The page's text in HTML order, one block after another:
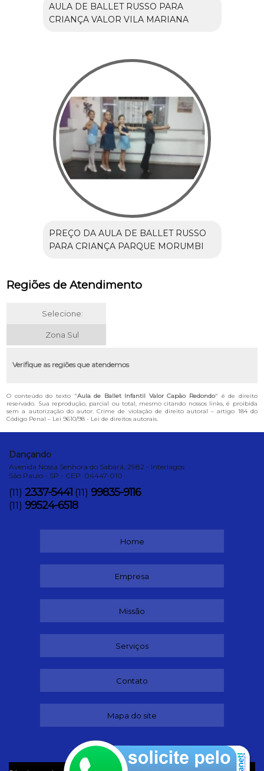
AULA DE BALLET RUSSO PARA
CRIANÇA VALOR VILA MARIANA
PREÇO DA AULA DE BALLET RUSSO
PARA CRIANÇA PARQUE MORUMBI
Regiões de Atendimento
Selecione:
Zona Sul
Verifique as regiões que atendemos
O conteúdo do texto "Aula de Ballet Infantil Valor Capão Redondo" é de direito
reservado. Sua reprodução, parcial ou total, mesmo citando nossos links, é proibida
sem a autorização do autor. Crime de violação de direito autoral – artigo 184 do
Código Penal – Lei 9610/98 - Lei de direitos autorais
Dançando
Avenida Nossa Senhora do Sabará, 2982 - Interlagos
São Paulo - SP - CEP: 04447-010
(11) 2337-5441 (11) 99835-9116
(11) 99524-6518
Home
Empresa
Missão
Serviços
Contato
Mapa do site